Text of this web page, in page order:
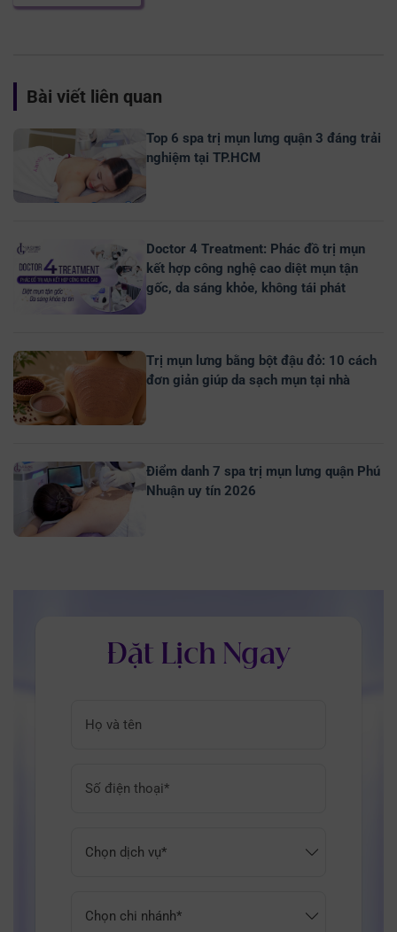
Bài viết liên quan
Top 6 spa trị mụn lưng quận 3 đáng trải
nghiệm tại TP.HCM
Doctor 4 Treatment: Phác đồ trị mụn
kết hợp công nghệ cao diệt mụn tận
gốc, da sáng khỏe, không tái phát
Trị mụn lưng bằng bột đậu đỏ: 10 cách
đơn giản giúp da sạch mụn tại nhà
Điểm danh 7 spa trị mụn lưng quận Phú
Nhuận uy tín 2026
Đặt Lịch Ngay